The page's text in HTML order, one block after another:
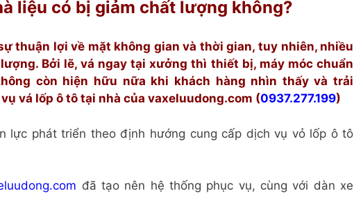
liệu có bị giảm chất lượng không?
thuận lợi về mặt không gian và thời gian, tuy nhiên, nhiều
Bởi lẽ, vá ngay tại xưởng thì thiết bị, máy móc chuẩn
còn hiện hữu nữa khi khách hàng nhìn thấy và trải
vá lốp ô tô tại nhà của vaxeluudong.com (0937.277.199)
lực phát triển theo định hướng cung cấp dịch vụ vỏ lốp ô tô
đã tạo nên hệ thống phục vụ, cùng với dàn xe